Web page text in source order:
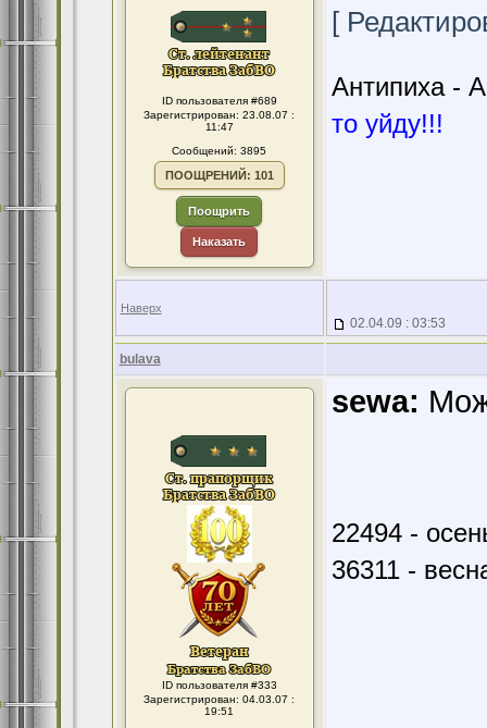
ID пользователя #689
Зарегистрирован: 23.08.07 :
11:47
Сообщений: 3895
ПООЩРЕНИЙ: 101
Поощрить
Наказать
[
Антипиха -
то уйду!!!
Наверх
02.04.09 : 03:53
bulava
ID пользователя #333
Зарегистрирован: 04.03.07 :
19:51
sewa:
22494 -
36311 -